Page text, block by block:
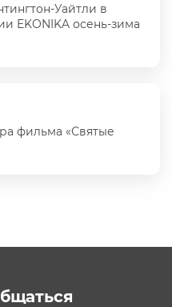
Уайтли в
EKONIKA осень-зима
фильма «Святые